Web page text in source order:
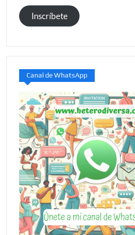
correo
electrónico
Inscríbete
Canal de WhatsApp